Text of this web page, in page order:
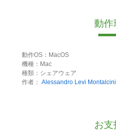
動作
動作OS：MacOS
機種：Mac
種類：シェアウェア
作者： Alessandro Levi Montalcini
お支